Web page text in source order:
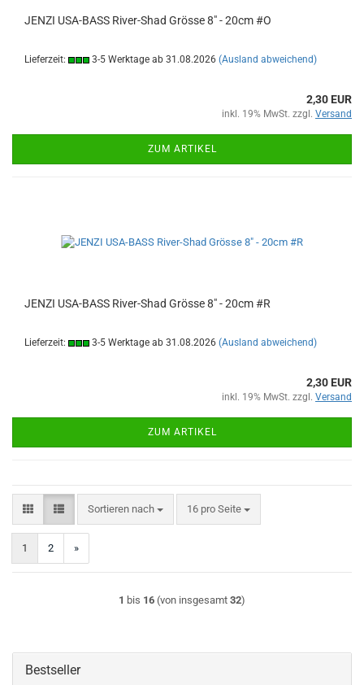
JENZI USA-BASS River-Shad Grösse 8" - 20cm #O
Lieferzeit: 3-5 Werktage ab 31.08.2026 (Ausland abweichend)
2,30 EUR
inkl. 19% MwSt. zzgl. Versand
ZUM ARTIKEL
JENZI USA-BASS River-Shad Grösse 8" - 20cm #R
Lieferzeit: 3-5 Werktage ab 31.08.2026 (Ausland abweichend)
2,30 EUR
inkl. 19% MwSt. zzgl. Versand
ZUM ARTIKEL
Sortieren nach
Sortieren nach 16 pro Seite
pro Seite
1 2 »
1 bis 16 (von insgesamt 32)
Bestseller